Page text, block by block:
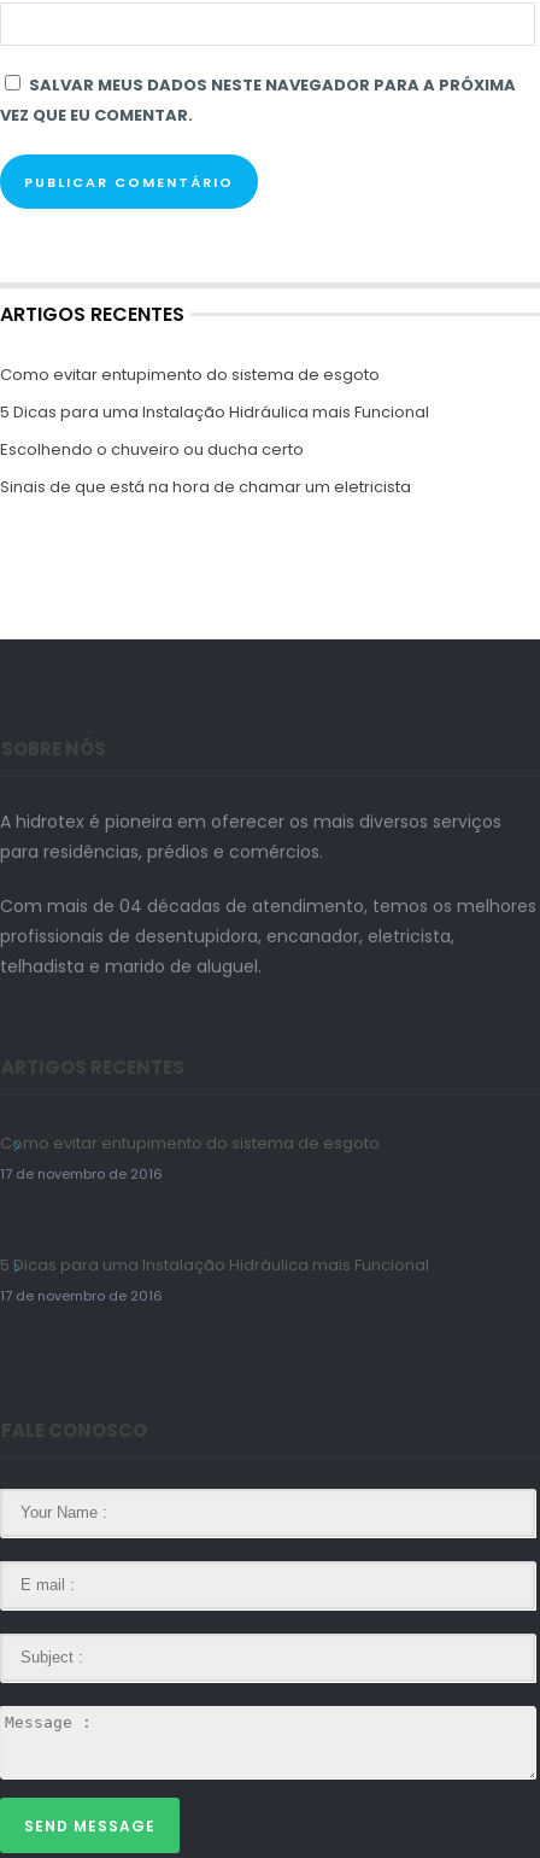
SALVAR MEUS DADOS NESTE NAVEGADOR PARA A PRÓXIMA
VEZ QUE EU COMENTAR.
ARTIGOS RECENTES
Como evitar entupimento do sistema de esgoto
5 Dicas para uma Instalação Hidráulica mais Funcional
Escolhendo o chuveiro ou ducha certo
Sinais de que está na hora de chamar um eletricista
A hidrotex é pioneira em oferecer os mais diversos serviços
para residências, prédios e comércios.
Com mais de 04 décadas de atendimento, temos os melhores
profissionais de desentupidora, encanador, eletricista,
telhadista e marido de aluguel.
Como evitar entupimento do sistema de esgoto
17 de novembro de 2016
5 Dicas para uma Instalação Hidráulica mais Funcional
17 de novembro de 2016
SEND MESSAGE